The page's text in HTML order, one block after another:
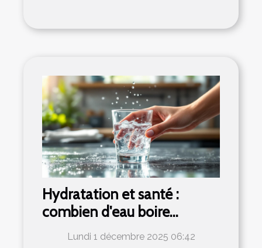
Hydratation et santé :
combien d'eau boire
vraiment par jour ?
Lundi 1 décembre 2025 06:42